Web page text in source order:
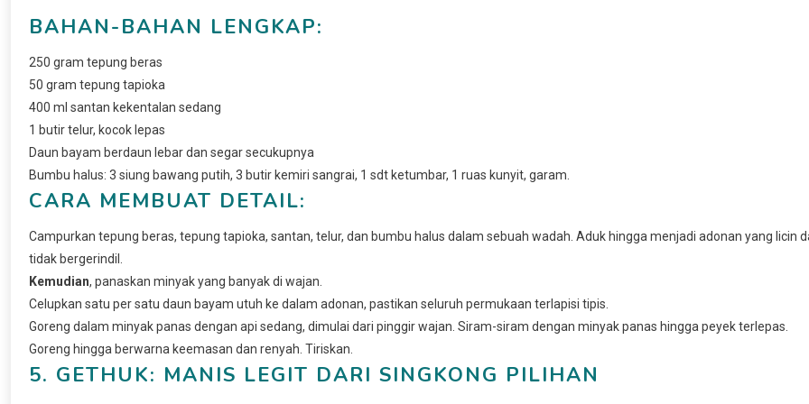
BAHAN-BAHAN LENGKAP:
250 gram tepung beras
50 gram tepung tapioka
400 ml santan kekentalan sedang
1 butir telur, kocok lepas
Daun bayam berdaun lebar dan segar secukupnya
Bumbu halus: 3 siung bawang putih, 3 butir kemiri sangrai, 1 sdt ketumbar, 1 ruas kunyit, garam.
CARA MEMBUAT DETAIL:
Campurkan tepung beras, tepung tapioka, santan, telur, dan bumbu halus dalam sebuah wadah. Aduk hingga menjadi adonan yang licin
tidak bergerindil.
Kemudian, panaskan minyak yang banyak di wajan.
Celupkan satu per satu daun bayam utuh ke dalam adonan, pastikan seluruh permukaan terlapisi tipis.
Goreng dalam minyak panas dengan api sedang, dimulai dari pinggir wajan. Siram-siram dengan minyak panas hingga peyek terlepas.
Goreng hingga berwarna keemasan dan renyah. Tiriskan.
5. GETHUK: MANIS LEGIT DARI SINGKONG PILIHAN